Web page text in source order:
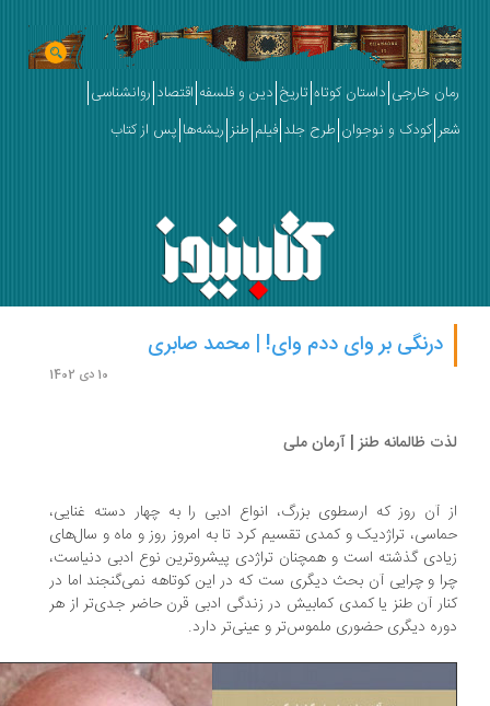
خارجی داستان کوتاه تاریخ دین و فلسفه اقتصاد روانشناسی
کودک و نوجوان طرح جلد فیلم طنز ریشه‌ها پس از کتاب
درنگی بر وای ددم وای! | محمد صابری
ظالمانه طنز | آرمان ملی
آن روز که ارسطوی بزرگ، انواع ادبی را به چهار دسته غنایی،
تراژدیک و کمدی تقسیم کرد تا به امروز روز و ماه و سال‌های
گذشته است و همچنان تراژدی پیشروترین نوع ادبی دنیاست،
و چرایی آن بحث دیگری ست که در این کوتاهه نمی‌گنجند اما در
آن طنز یا کمدی کمابیش در زندگی ادبی قرن حاضر جدی‌تر از هر
دیگری حضوری ملموس‌تر و عینی‌تر دارد.